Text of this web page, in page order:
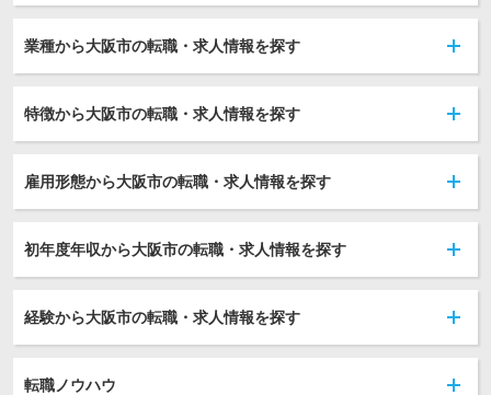
業種から大阪市の転職・求人情報を探す
特徴から大阪市の転職・求人情報を探す
雇用形態から大阪市の転職・求人情報を探す
初年度年収から大阪市の転職・求人情報を探す
経験から大阪市の転職・求人情報を探す
転職ノウハウ